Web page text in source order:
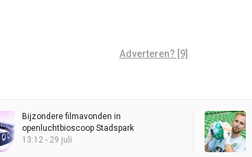
Adverteren? [9]
Bijzondere filmavonden in
openluchtbioscoop Stadspark
13:12 - 29 juli